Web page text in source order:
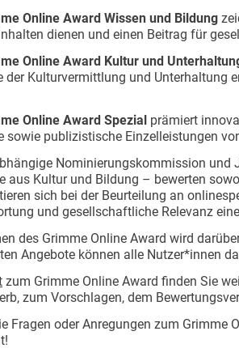
Online Award Wissen und Bildung
dienen und einen Beitrag für
Online Award Kultur und
der Kulturvermittlung und Unterhaltung
Online Award Spezial prämiert
sowie publizistische Einzelleistungen
Nominierungskommission
aus Kultur und Bildung – bewerten
sich bei der Beurteilung an
und gesellschaftliche Relevanz
des Grimme Online Award wird
Angebote können alle Nutzer*innen
zum Grimme Online Award finden Sie
zum Vorschlagen, dem
Fragen oder Anregungen zum Grimme